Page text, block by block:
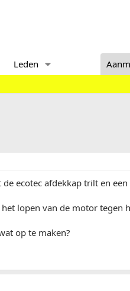
Leden
ecotec afdekkap trilt en
lopen van de motor tegen
op te maken?